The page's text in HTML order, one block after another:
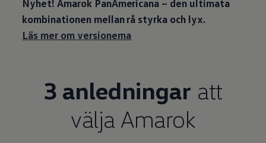
Nyhet! Amarok PanAmericana – den ultimata
kombinationen mellan rå styrka och lyx.
Läs mer om versionerna
3 anledningar att
välja Amarok